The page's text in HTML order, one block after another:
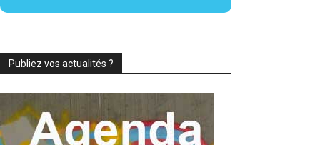
Publiez vos actualités ?